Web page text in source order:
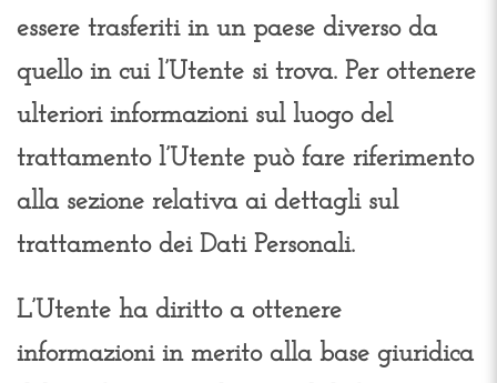
essere trasferiti in un paese diverso da
quello in cui l’Utente si trova. Per ottenere
ulteriori informazioni sul luogo del
trattamento l’Utente può fare riferimento
alla sezione relativa ai dettagli sul
trattamento dei Dati Personali.
L’Utente ha diritto a ottenere
informazioni in merito alla base giuridica